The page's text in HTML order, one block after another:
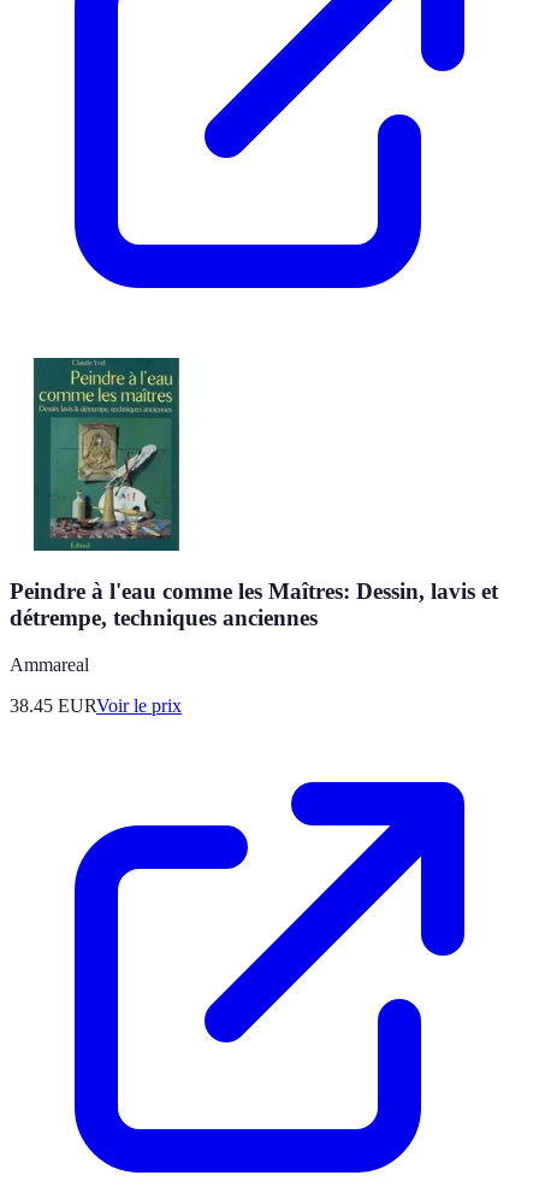
Peindre à l'eau comme les Maîtres: Dessin, lavis et
détrempe, techniques anciennes
Ammareal
38.45 EURVoir le prix